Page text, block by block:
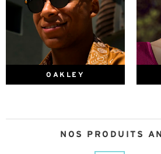
OAKLEY
NOS PRODUITS